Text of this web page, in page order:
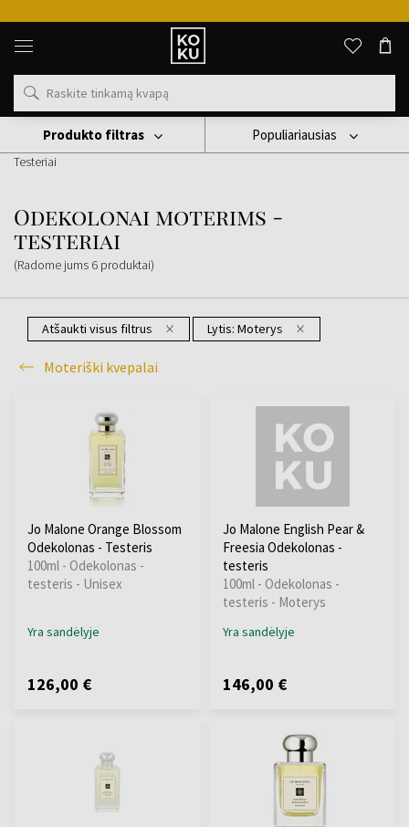
Originalūs
kvepalai
laikrodžiai
vienoje
Kvepalai Moteriški Kvepalai
Odekolonai Moterims -
Testeriai
Odekolonai moterims -
testeriai
(Radome jums 6 produktai)
Populiariausias
Atšaukti visus filtrus Lytis: Moterys
Moteriški kvepalai
Produkto filtras
Jo Malone Orange Blossom
Odekolonas - Testeris
100ml - Odekolonas -
testeris - Unisex
Yra sandėlyje
126,00 €
Jo Malone English Pear &
Freesia Odekolonas -
testeris
100ml - Odekolonas -
testeris - Moterys
Yra sandėlyje
146,00 €